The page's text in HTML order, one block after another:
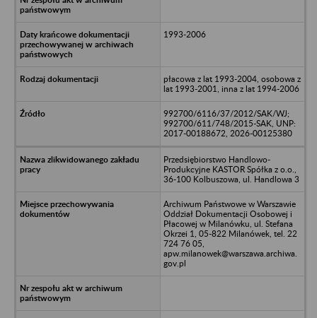
1993-2006
płacowa z lat 1993-2004, osobowa z
lat 1993-2001, inna z lat 1994-2006
992700/6116/37/2012/SAK/WJ;
992700/611/748/2015-SAK, UNP:
2017-00188672, 2026-00125380
Przedsiębiorstwo Handlowo-
Produkcyjne KASTOR Spółka z o.o.,
36-100 Kolbuszowa, ul. Handlowa 3
Archiwum Państwowe w Warszawie
Oddział Dokumentacji Osobowej i
Płacowej w Milanówku, ul. Stefana
Okrzei 1, 05-822 Milanówek, tel. 22
724 76 05,
apw.milanowek@warszawa.archiwa.
gov.pl